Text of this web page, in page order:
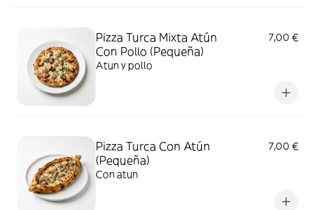
Pizza Turca Mixta Atún
Con Pollo (Pequeña)
7,00 €
Atun y pollo
Pizza Turca Con Atún
(Pequeña)
7,00 €
Con atun